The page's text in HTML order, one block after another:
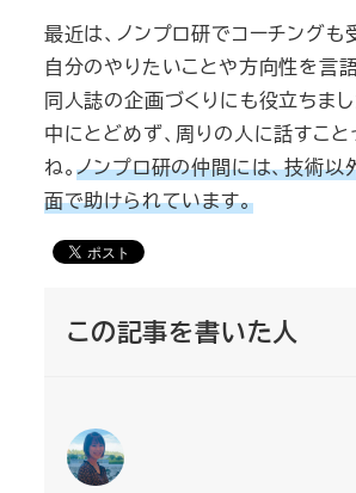
最近は、ノンプロ研でコーチングも
自分のやりたいことや方向性を言
同人誌の企画づくりにも役立ちま
中にとどめず、周りの人に話すこ
ね。ノンプロ研の仲間には、技術以
面で助けられています。
この記事を書いた人